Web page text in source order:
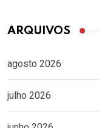
ARQUIVOS
agosto 2026
julho 2026